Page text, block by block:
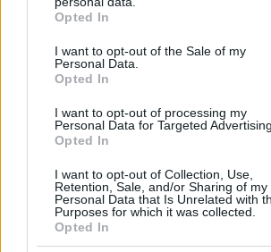
grant or deny consent to Google and its
use your data for below specified purposes
consent section.
Opted In
I want to opt-out of the Sale of my
Personal Data.
Opted In
I want to opt-out of processing my
Personal Data for Targeted Advertising.
Opted In
I want to opt-out of Collection, Use,
Retention, Sale, and/or Sharing of my
Personal Data that Is Unrelated with
Purposes for which it was collected.
Opted In